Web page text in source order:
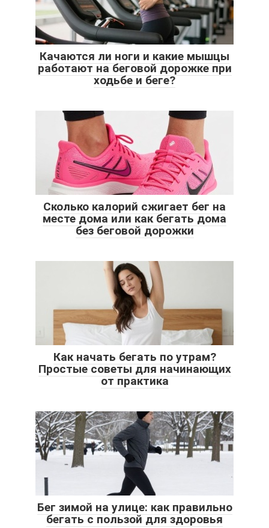
Качаются ли ноги и какие мышцы
работают на беговой дорожке при
ходьбе и беге?
Сколько калорий сжигает бег на
месте дома или как бегать дома
без беговой дорожки
Как начать бегать по утрам?
Простые советы для начинающих
от практика
Бег зимой на улице: как правильно
бегать с пользой для здоровья